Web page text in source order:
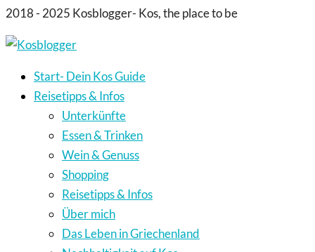
2018 - 2025 Kosblogger- Kos, the place to be
Start- Dein Kos Guide
Reisetipps & Infos
Unterkünfte
Essen & Trinken
Wein & Genuss
Shopping
Reisetipps & Infos
Über mich
Das Leben in Griechenland